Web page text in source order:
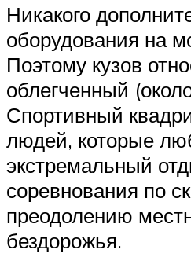
Никакого
оборудования на
Поэтому кузов
облегченный
Спортивный
людей, которые
экстремальный
соревнования по
преодолению
бездорожья.